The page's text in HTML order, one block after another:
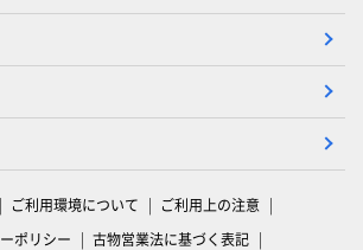
ご利用環境について
ご利用上の注意
ポリシー
古物営業法に基づく表記